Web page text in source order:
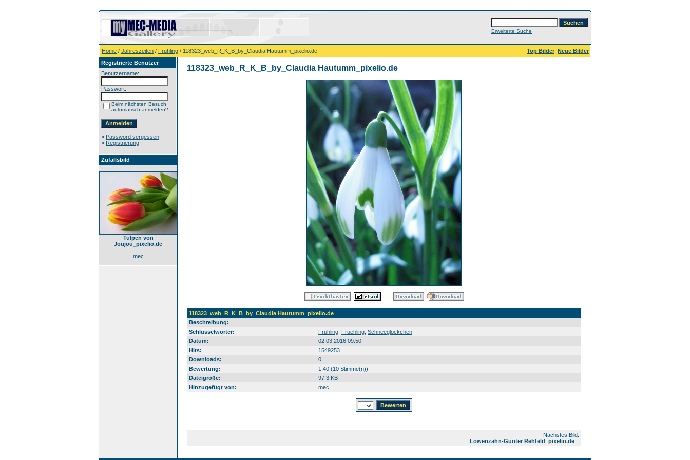
Erweiterte Suche
Home / Jahreszeiten / Frühling / 118323_web_R_K_B_by_Claudia Hautumm_pixelio.de Top Bilder Neue Bilder
Registrierte Benutzer
Benutzername:
Passwort:
Beim nächsten Besuch
automatisch anmelden?
» Password vergessen
» Registrierung
Zufallsbild
Tulpen von
Joujou_pixelio.de
mec
118323_web_R_K_B_by_Claudia Hautumm_pixelio.de
118323_web_R_K_B_by_Claudia Hautumm_pixelio.de
Beschreibung:
Schlüsselwörter:
Frühling Fruehling Schneeglöckchen
Datum:
02.03.2016 09:50
Hits:
1549253
Downloads:
0
Bewertung:
1.40 (10 Stimme(n))
Dateigröße:
97.3 KB
Hinzugefügt von:
mec
Nächstes Bild:
Löwenzahn-Günter Rehfeld_pixelio.de